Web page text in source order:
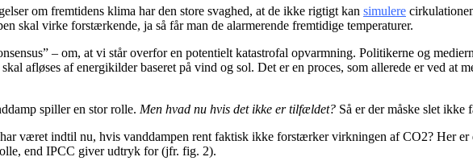
om fremtidens klima har den store svaghed, at de ikke rigtigt kan simulere
skal virke forstærkende, ja så får man de alarmerende fremtidige temperaturer.
– om, at vi står overfor en potentielt katastrofal opvarmning. Politikerne og
afløses af energikilder baseret på vind og sol. Det er en proces, som allerede er ved at
spiller en stor rolle. Men hvad nu hvis det ikke er tilfældet? Så er der måske slet
været indtil nu, hvis vanddampen rent faktisk ikke forstærker virkningen af CO2? Her er
end IPCC giver udtryk for (jfr. fig. 2).